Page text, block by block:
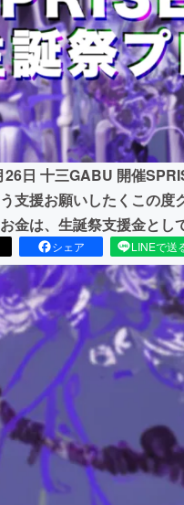
26日 十三GABU 開催
支援お願いしたくこの
金は、生誕祭支援金とし
シェア LINEで送